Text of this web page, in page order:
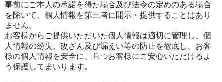
事前にご本人の承諾を得た場合及び法令の定めのある場合
を除いて、個人情報を第三者に開示・提供することはあり
ません。
お客様からご提供いただいた個人情報は適切に管理し、個
人情報の紛失、改ざん及び漏えい等の防止を徹底し、お客
様の個人情報を安全に、且つお客様にご安心いただけるよ
う保護してまいります。